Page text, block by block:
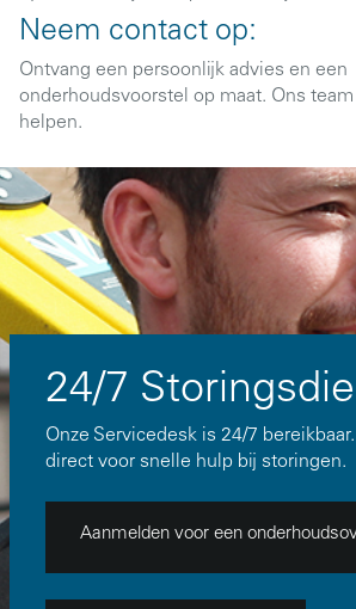
Neem contact op:
Ontvang een persoonlijk advies en een
onderhoudsvoorstel op maat. Ons
helpen.
24/7
Onze Servicedesk is 24/7
direct voor snelle hulp bij storingen.
Aanmelden voor een